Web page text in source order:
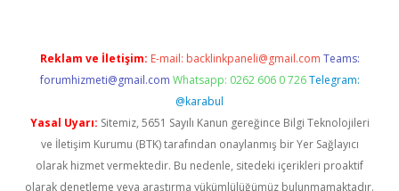
Reklam ve İletişim: E-mail: backlinkpaneli@gmail.com Teams:
forumhizmeti@gmail.com Whatsapp: 0262 606 0 726 Telegram:
@karabul
Yasal Uyarı: Sitemiz, 5651 Sayılı Kanun gereğince Bilgi Teknolojileri
ve İletişim Kurumu (BTK) tarafından onaylanmış bir Yer Sağlayıcı
olarak hizmet vermektedir. Bu nedenle, sitedeki içerikleri proaktif
olarak denetleme veya araştırma yükümlülüğümüz bulunmamaktadır.